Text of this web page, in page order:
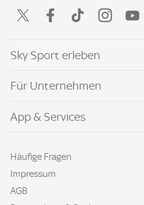
Sky Sport erleben
Für Unternehmen
App & Services
Häufige Fragen
Impressum
AGB